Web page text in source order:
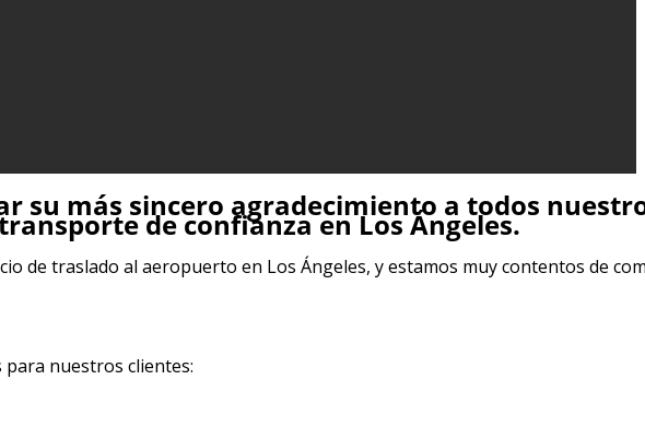
su más sincero agradecimiento a todos
de confianza en Los Ángeles.
de traslado al aeropuerto en Los Ángeles, y estamos muy contentos de
para nuestros clientes: